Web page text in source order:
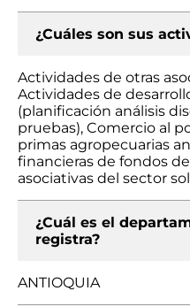
¿Cuáles son sus
Actividades de otras
Actividades de
(planificación análisis
pruebas), Comercio al
primas agropecuarias
financieras de fondos
asociativas del sector
¿Cuál es el
registra?
ANTIOQUIA